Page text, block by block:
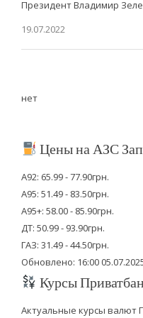
Президент Владимир
19.07.2022
нет
Цены на АЗС
А92: 65.99 - 77.90грн.
А95: 51.49 - 83.50грн.
А95+: 58.00 - 85.90грн.
ДТ: 50.99 - 93.90грн.
ГАЗ: 31.49 - 44.50грн.
Обновлено: 16:00
Курсы
Актуальные курсы валют